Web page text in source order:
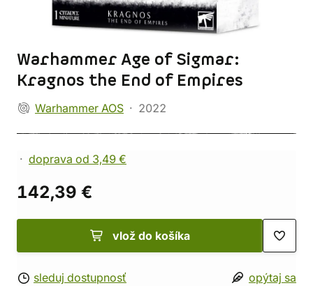
Warhammer Age of Sigmar:
Kragnos the End of Empires
Warhammer AOS 2022
doprava od 3,49 €
142,39 €
vlož do košíka
sleduj dostupnosť opýtaj sa